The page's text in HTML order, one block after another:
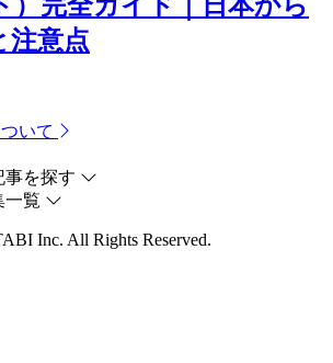
注意点
いて
事を探す
一覧
Inc. All Rights Reserved.